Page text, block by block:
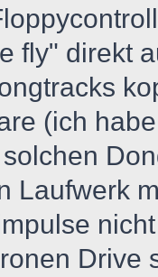
fly" direkt
(ich
Laufwerk
Drive